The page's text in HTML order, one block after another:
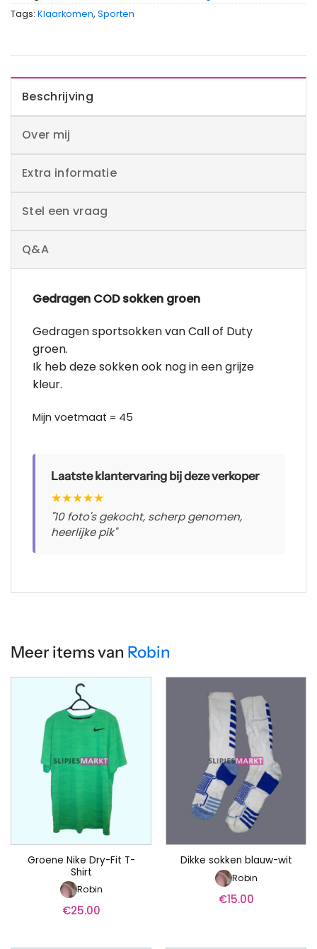
Tags: Klaarkomen, Sporten
Beschrijving
Over mij
Extra informatie
Stel een vraag
Q&A
Gedragen COD sokken groen
Gedragen sportsokken van Call of Duty
groen.
Ik heb deze sokken ook nog in een grijze
kleur.
Mijn voetmaat = 45
Laatste klantervaring bij deze verkoper
★★★★★
"10 foto's gekocht, scherp genomen,
heerlijke pik"
Meer items van Robin
Groene Nike Dry-Fit T-
Shirt
Robin
€25.00
Dikke sokken blauw-wit
Robin
€15.00